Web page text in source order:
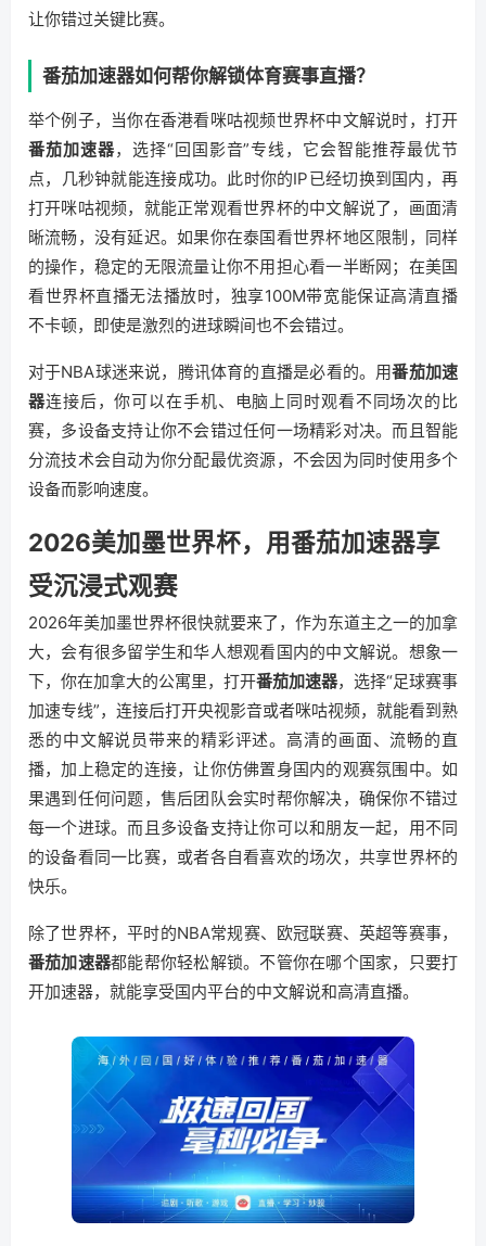
让你错过关键比赛。
番茄加速器如何帮你解锁体育赛事直播？
举个例子，当你在香港看咪咕视频世界杯中文解说时，打开
番茄加速器，选择“回国影音”专线，它会智能推荐最优节
点，几秒钟就能连接成功。此时你的IP已经切换到国内，再
打开咪咕视频，就能正常观看世界杯的中文解说了，画面清
晰流畅，没有延迟。如果你在泰国看世界杯地区限制，同样
的操作，稳定的无限流量让你不用担心看一半断网；在美国
看世界杯直播无法播放时，独享100M带宽能保证高清直播
不卡顿，即使是激烈的进球瞬间也不会错过。
对于NBA球迷来说，腾讯体育的直播是必看的。用番茄加速
器连接后，你可以在手机、电脑上同时观看不同场次的比
赛，多设备支持让你不会错过任何一场精彩对决。而且智能
分流技术会自动为你分配最优资源，不会因为同时使用多个
设备而影响速度。
2026美加墨世界杯，用番茄加速器享
受沉浸式观赛
2026年美加墨世界杯很快就要来了，作为东道主之一的加拿
大，会有很多留学生和华人想观看国内的中文解说。想象一
下，你在加拿大的公寓里，打开番茄加速器，选择“足球赛事
加速专线”，连接后打开央视影音或者咪咕视频，就能看到熟
悉的中文解说员带来的精彩评述。高清的画面、流畅的直
播，加上稳定的连接，让你仿佛置身国内的观赛氛围中。如
果遇到任何问题，售后团队会实时帮你解决，确保你不错过
每一个进球。而且多设备支持让你可以和朋友一起，用不同
的设备看同一比赛，或者各自看喜欢的场次，共享世界杯的
快乐。
除了世界杯，平时的NBA常规赛、欧冠联赛、英超等赛事，
番茄加速器都能帮你轻松解锁。不管你在哪个国家，只要打
开加速器，就能享受国内平台的中文解说和高清直播。